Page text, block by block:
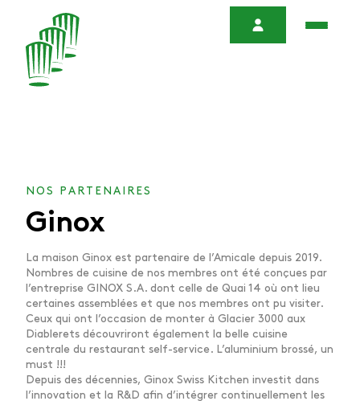
NOS PARTENAIRES
Ginox
La maison Ginox est partenaire de l’Amicale depuis 2019.
Nombres de cuisine de nos membres ont été conçues par
l’entreprise GINOX S.A. dont celle de Quai 14 où ont lieu
certaines assemblées et que nos membres ont pu visiter.
Ceux qui ont l’occasion de monter à Glacier 3000 aux
Diablerets découvriront également la belle cuisine
centrale du restaurant self-service. L’aluminium brossé, un
must !!!
Depuis des décennies, Ginox Swiss Kitchen investit dans
l’innovation et la R&D afin d’intégrer continuellement les